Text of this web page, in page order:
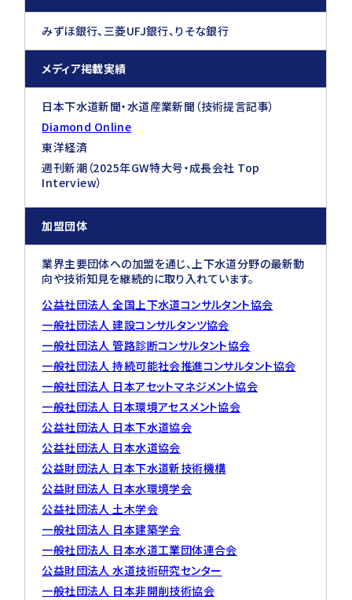
みずほ銀行、三菱UFJ銀行、りそな銀行
メディア掲載実績
日本下水道新聞・水道産業新聞（技術提言記事）
Diamond Online
東洋経済
週刊新潮（2025年GW特大号・成長会社 Top
Interview）
加盟団体
業界主要団体への加盟を通じ、上下水道分野の最新動
向や技術知見を継続的に取り入れています。
公益社団法人 全国上下水道コンサルタント協会
一般社団法人 建設コンサルタンツ協会
一般社団法人 管路診断コンサルタント協会
一般社団法人 持続可能社会推進コンサルタント協会
一般社団法人 日本アセットマネジメント協会
一般社団法人 日本環境アセスメント協会
公益社団法人 日本下水道協会
公益社団法人 日本水道協会
公益財団法人 日本下水道新技術機構
公益財団法人 日本水環境学会
公益社団法人 土木学会
一般社団法人 日本建築学会
一般社団法人 日本水道工業団体連合会
公益財団法人 水道技術研究センター
一般社団法人 日本非開削技術協会